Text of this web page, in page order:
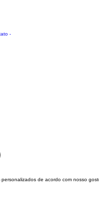
-
de acordo com nosso